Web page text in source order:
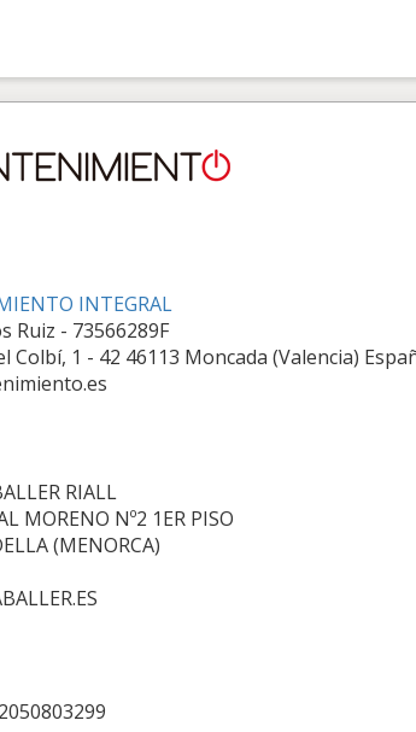
INTEGRAL
Ruiz - 73566289F
Colbí, 1 - 42 46113 Moncada (Valencia)
RIALL
MORENO Nº2 1ER PISO
(MENORCA)